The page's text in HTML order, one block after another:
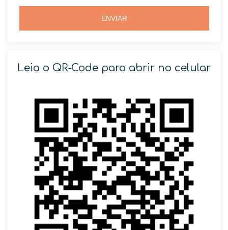
ENVIAR
Leia o QR-Code para abrir no celular